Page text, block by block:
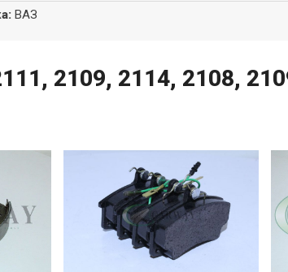
: ВАЗ
2109, 2114, 2108,